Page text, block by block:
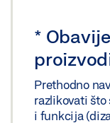
*
Prethodno
razlikovati što
i funkcija